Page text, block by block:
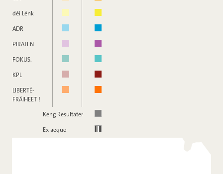
déi Lénk
ADR
PIRATEN
FOKUS.
KPL
LIBERTÉ-
FRÄIHEET !
Keng Resultater
Ex aequo